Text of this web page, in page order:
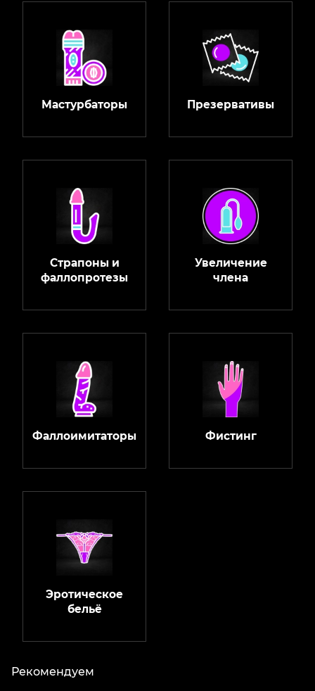
Мастурбаторы Презервативы
Страпоны и
фаллопротезы
Увеличение
члена
Фаллоимитаторы Фистинг
Эротическое
бельё
Рекомендуем